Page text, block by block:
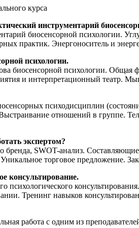
курса
инструментарий
биосенсорной психологии.
практик. Энергоноситель и
психологии.
биосенсорной психологии.
и интерпретационный театр.
психодисциплин
отношений в группе.
экспертом?
бренда, SWOT-анализ.
торговое предложение.
консультирование.
психологического
Тренинг навыков
работа с одним из